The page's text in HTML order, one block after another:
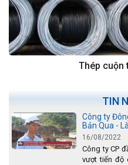
Thép cuộn
TIN
Công ty
Bản Qua -
16/08/2022
Công ty CP
vượt tiến độ